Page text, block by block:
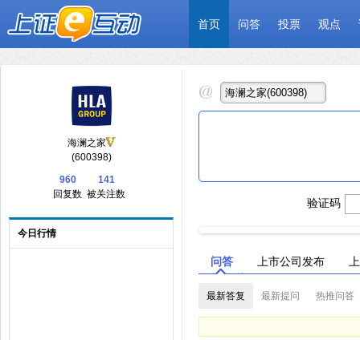
首页 问答 投票 观点
海澜之家
(600398)
960
回复数
141
被关注数
今日行情
验证码
问答 上市公司发布
最新答复 最新提问 热推问答